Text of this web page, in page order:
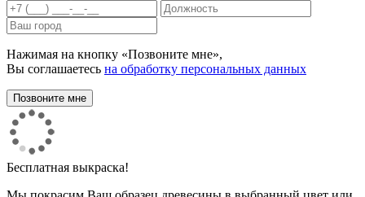
Нажимая на кнопку «Позвоните мне»,
Вы соглашаетесь на обработку персональных данных
Бесплатная выкраска!